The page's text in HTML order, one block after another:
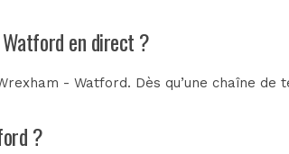
en direct ?
- Watford. Dès qu’une chaîne
?